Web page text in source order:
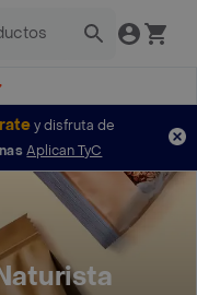
y disfruta de
Aplican TyC